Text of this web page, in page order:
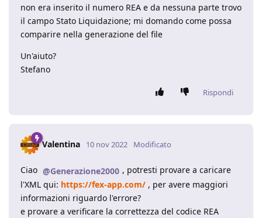
non era inserito il numero REA e da nessuna parte trovo
il campo Stato Liquidazione; mi domando come possa
comparire nella generazione del file
Un'aiuto?
Stefano
Rispondi
Valentina 10 nov 2022 Modificato
Ciao @Generazione2000 , potresti provare a caricare
l'XML qui: https://fex-app.com/ , per avere maggiori
informazioni riguardo l'errore?
e provare a verificare la correttezza del codice REA